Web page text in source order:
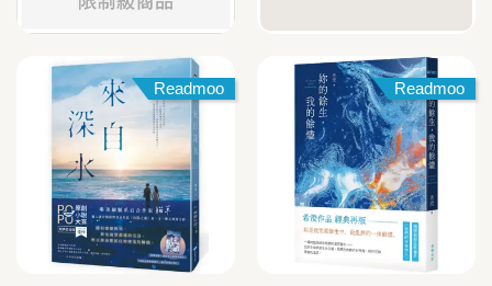
Readmoo Readmoo